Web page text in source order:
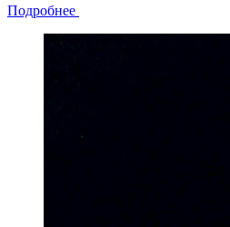
Подробнее